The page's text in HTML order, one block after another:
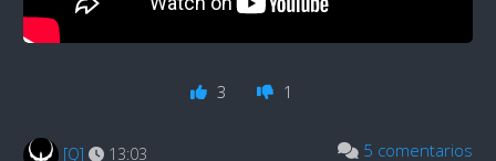
3 1
[Q] 13:03 5 comentarios